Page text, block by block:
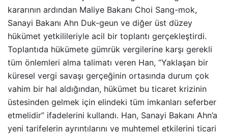
kararının ardından Maliye Bakanı Choi Sang-mok,
Sanayi Bakanı Ahn Duk-geun ve diğer üst düzey
hükümet yetkilileriyle acil bir toplantı gerçekleştirdi.
Toplantıda hükümete gümrük vergilerine karşı gerekli
tüm önlemleri alma talimatı veren Han, “Yaklaşan bir
küresel vergi savaşı gerçeğinin ortasında durum çok
vahim bir hal aldığından, hükümet bu ticaret krizinin
üstesinden gelmek için elindeki tüm imkanları seferber
etmelidir” ifadelerini kullandı. Han, Sanayi Bakanı Ahn’a
yeni tarifelerin ayrıntılarını ve muhtemel etkilerini ticari